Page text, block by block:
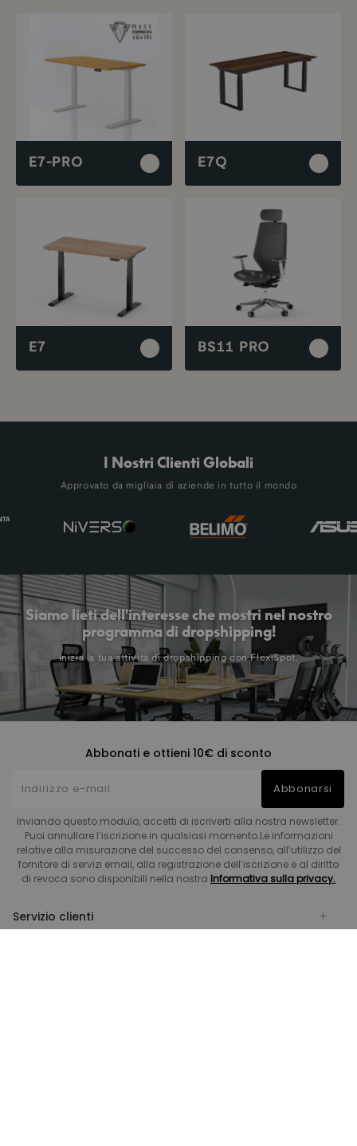
E7-PRO E7Q
E7 BS11 PRO
I Nostri Clienti Globali
Approvato da migliaia di aziende in tutto il mondo
Siamo lieti dell'interesse che mostri nel nostro
programma di dropshipping!
Inizia la tua attività di dropshipping con FlexiSpot.
Abbonati e ottieni 10€ di sconto
Abbonarsi
Inviando questo modulo, accetti di iscriverti alla nostra newsletter.
Puoi annullare l’iscrizione in qualsiasi momento.Le informazioni
relative alla misurazione del successo del consenso, all’utilizzo del
fornitore di servizi email, alla registrazione dell’iscrizione e al diritto
di revoca sono disponibili nella nostra Informativa sulla privacy.
Servizio clienti